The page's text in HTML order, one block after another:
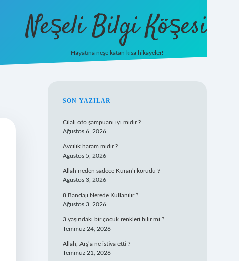
Neşeli Bilgi Köşesi
Hayatına neşe katan kısa hikayeler!
SIDEBAR
SON YAZILAR
Cilalı oto şampuanı iyi midir ?
Ağustos 6, 2026
Avcılık haram mıdır ?
Ağustos 5, 2026
Allah neden sadece Kuran’ı korudu ?
Ağustos 3, 2026
8 Bandajı Nerede Kullanılır ?
Ağustos 3, 2026
3 yaşındaki bir çocuk renkleri bilir mi ?
Temmuz 24, 2026
Allah, Arş’a ne istiva etti ?
Temmuz 21, 2026